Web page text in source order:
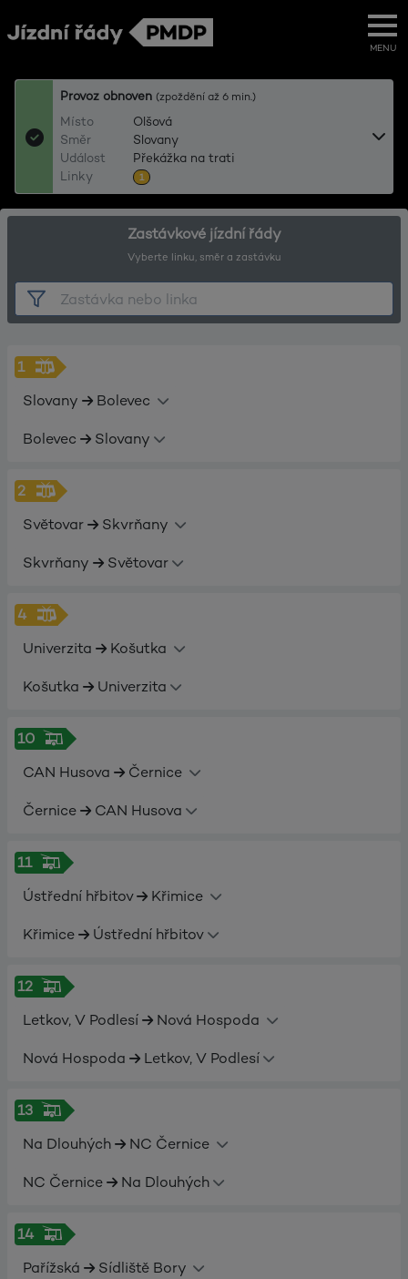
MENU
Provoz obnoven (zpoždění až 6 min.)
Místo
Olšová
Směr
Slovany
Událost
Překážka na trati
Linky
1
Zastávkové jízdní řády
Vyberte linku, směr a zastávku
1
Slovany
Bolevec
Bolevec
Slovany
2
Světovar
Skvrňany
Skvrňany
Světovar
4
Univerzita
Košutka
Košutka
Univerzita
10
CAN Husova
Černice
Černice
CAN Husova
11
Ústřední hřbitov
Křimice
Křimice
Ústřední hřbitov
12
Letkov, V Podlesí
Nová Hospoda
Nová Hospoda
Letkov, V Podlesí
13
Na Dlouhých
NC Černice
NC Černice
Na Dlouhých
14
Pařížská
Sídliště Bory